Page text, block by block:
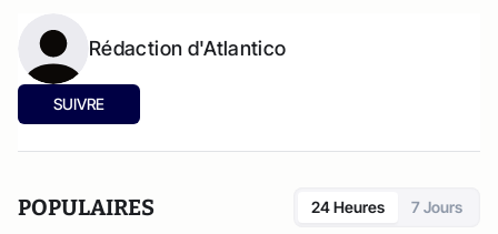
Rédaction d'Atlantico
SUIVRE
POPULAIRES 24 Heures 7 Jours